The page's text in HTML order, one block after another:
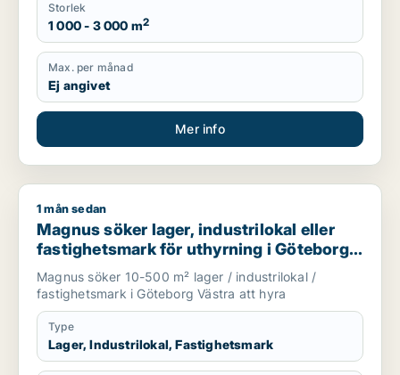
Storlek
1 000 - 3 000 m2
Max. per månad
Ej angivet
Mer info
Magnus söker lager, industrilokal eller fastighetsmark för
1 mån sedan
Magnus söker lager, industrilokal eller
fastighetsmark för uthyrning i Göteborg
Västra
Magnus söker 10-500 m² lager / industrilokal /
fastighetsmark i Göteborg Västra att hyra
Type
Lager, Industrilokal, Fastighetsmark